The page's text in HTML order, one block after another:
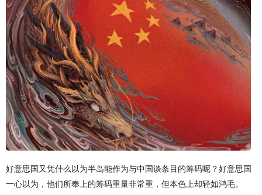
好意思国又凭什么以为半岛能作为与中国谈条目的筹码呢？好意思国
一心以为，他们所奉上的筹码重量非常重，但本色上却轻如鸿毛。